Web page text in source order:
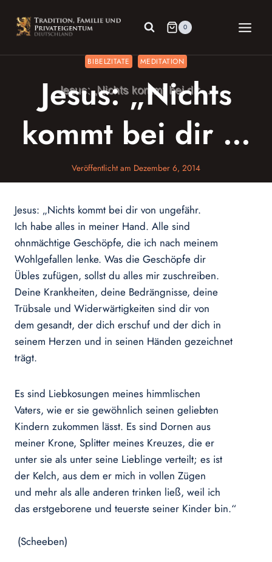
Inhalt
springen
0
BIBELZITATE MEDITATION
Jesus: „Nichts
kommt bei dir …
Veröffentlicht am Dezember 6, 2014
Jesus: „Nichts kommt bei dir von ungefähr.
Ich habe alles in meiner Hand. Alle sind
ohnmächtige Geschöpfe, die ich nach meinem
Wohlgefallen lenke. Was die Geschöpfe dir
Übles zufügen, sollst du alles mir zuschreiben.
Deine Krankheiten, deine Bedrängnisse, deine
Trübsale und Widerwärtigkeiten sind dir von
dem gesandt, der dich erschuf und der dich in
seinem Herzen und in seinen Händen gezeichnet
trägt.
Es sind Liebkosungen meines himmlischen
Vaters, wie er sie gewöhnlich seinen geliebten
Kindern zukommen lässt. Es sind Dornen aus
meiner Krone, Splitter meines Kreuzes, die er
unter sie als unter seine Lieblinge verteilt; es ist
der Kelch, aus dem er mich in vollen Zügen
und mehr als alle anderen trinken ließ, weil ich
das erstgeborene und teuerste seiner Kinder bin.“
(Scheeben)